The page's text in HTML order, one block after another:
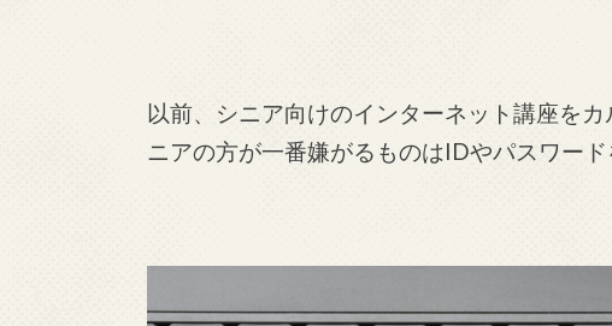
以前、シニア向けのインターネット講座を
ニアの方が一番嫌がるものはIDやパスワード